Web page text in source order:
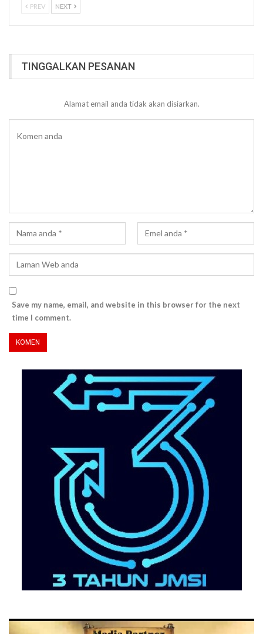
PREV NEXT
TINGGALKAN PESANAN
Alamat email anda tidak akan disiarkan.
Save my name, email, and website in this browser for the next
time I comment.